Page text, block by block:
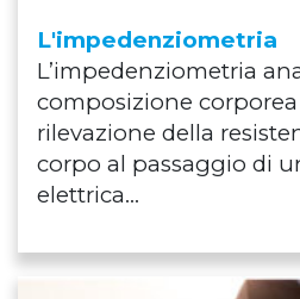
L'impedenziometria
L’impedenziometria
composizione corporea
rilevazione della
corpo al passaggio di
elettrica...